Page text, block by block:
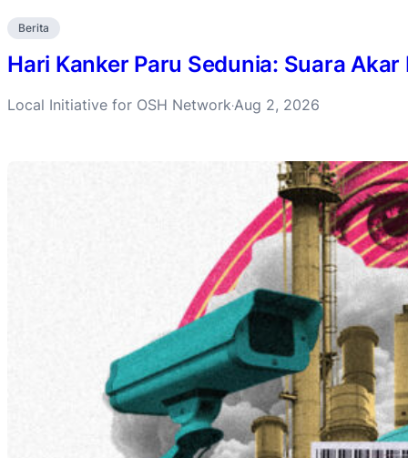
Berita
Hari Kanker Paru Sedunia: Suara
Local Initiative for OSH Network·Aug 2, 2026